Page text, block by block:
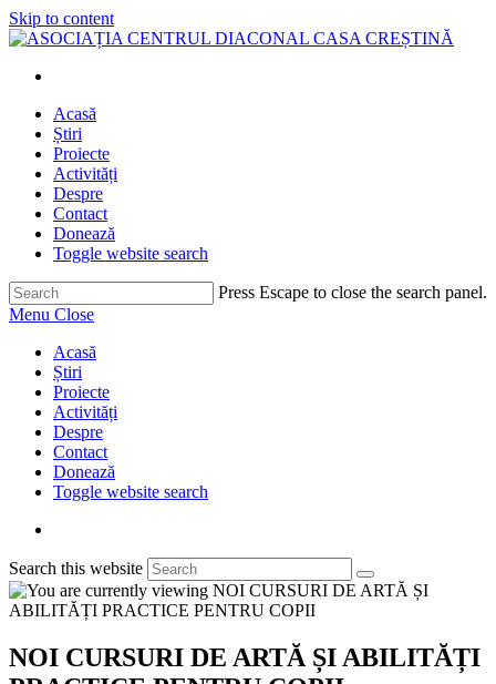
Skip to content
Acasă
Știri
Proiecte
Activități
Despre
Contact
Donează
Toggle website search
Press Escape to close the search panel.
Menu Close
Acasă
Știri
Proiecte
Activități
Despre
Contact
Donează
Toggle website search
Search this website
NOI CURSURI DE ARTĂ ȘI ABILITĂȚI